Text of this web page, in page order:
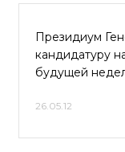
Президиум
кандидатуру
будущей
26.05.12